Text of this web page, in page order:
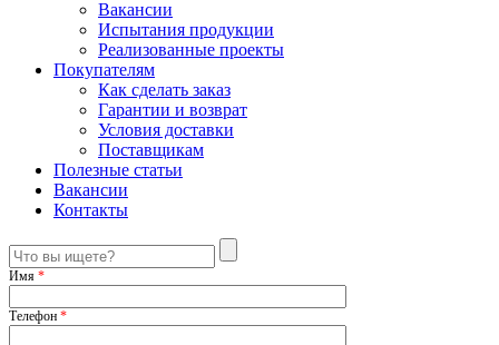
Вакансии
Испытания продукции
Реализованные проекты
Покупателям
Как сделать заказ
Гарантии и возврат
Условия доставки
Поставщикам
Полезные статьи
Вакансии
Контакты
Имя *
Телефон *